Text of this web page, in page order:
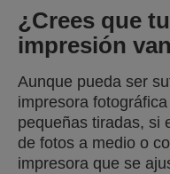
¿Crees que
impresión
Aunque pueda ser
impresora
pequeñas tiradas, si
de fotos a medio o
impresora que se